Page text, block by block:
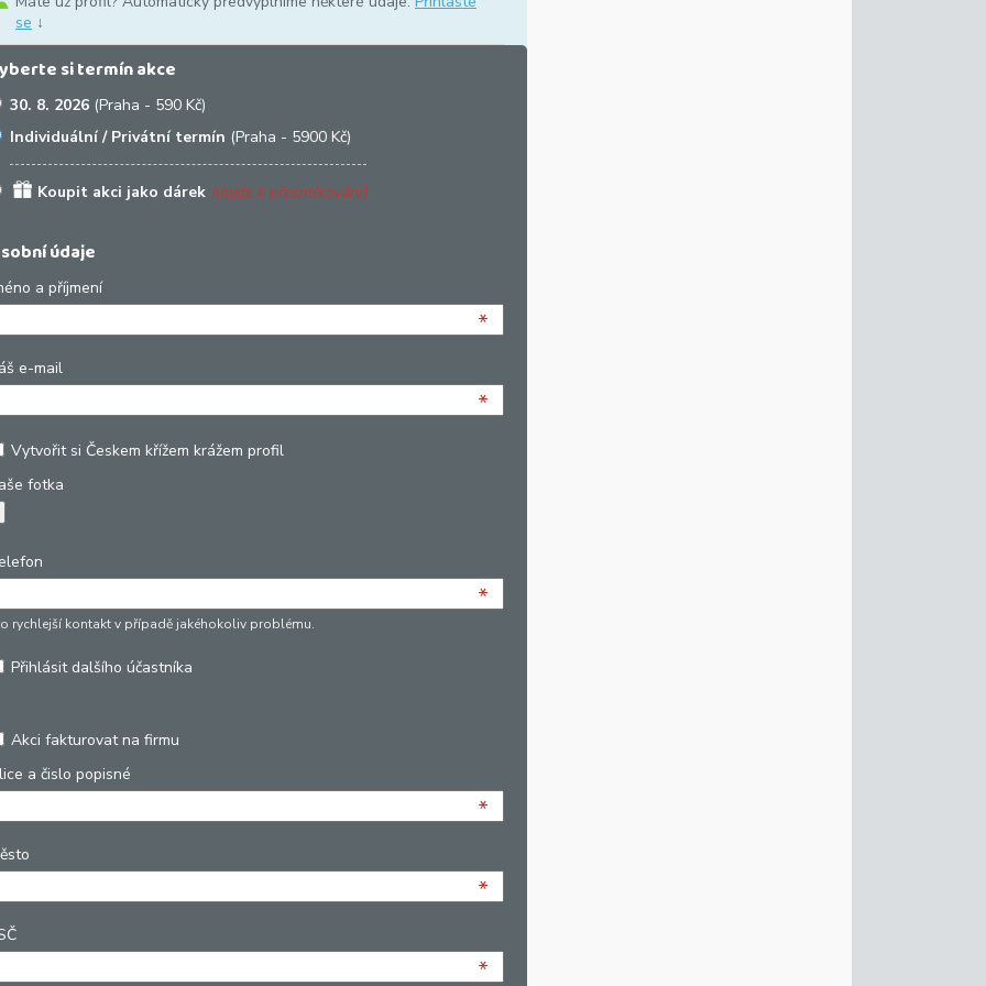
se ↓
si termín akce
30. 8. 2026 (Praha - 590 Kč)
Individuální / Privátní termín (Praha - 5900 Kč)
Koupit akci jako dárek (dojde k přesměrování)
údaje
a příjmení
*
e-mail
*
Vytvořit si Českem křížem krážem profil
fotka
*
rychlejší kontakt v případě jakéhokoliv problému.
Přihlásit dalšího účastníka
Akci fakturovat na firmu
a čislo popisné
*
*
*